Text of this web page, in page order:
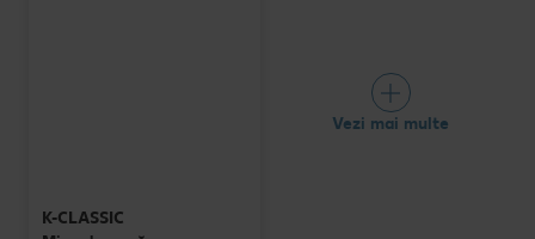
K-CLASSIC
Vezi mai multe